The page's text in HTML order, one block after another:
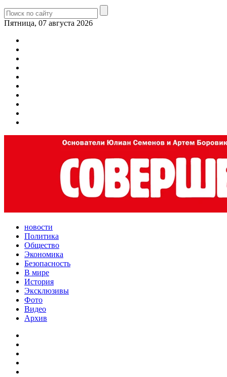
Пятница, 07 августа 2026
новости
Политика
Общество
Экономика
Безопасность
В мире
История
Эксклюзивы
Фото
Видео
Архив